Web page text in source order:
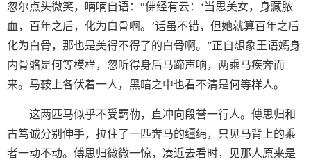
忽尔点头微笑，喃喃自语：“佛经有云：‘当思美女，身藏脓
血，百年之后，化为白骨啊。’话虽不错，但她就算百年之后
化为白骨，那也是美得不得了的白骨啊。”正自想象王语嫣身
内骨骼是何等模样，忽听得身后马蹄声响，两乘马疾奔而
来。马鞍上各伏着一人，黑暗之中也看不清是何等样人。
这两匹马似乎不受羁勒，直冲向段誉一行人。傅思归和
古笃诚分别伸手，拉住了一匹奔马的缰绳，只见马背上的乘
者一动不动。傅思归微微一惊，凑近去看时，见那人原来是